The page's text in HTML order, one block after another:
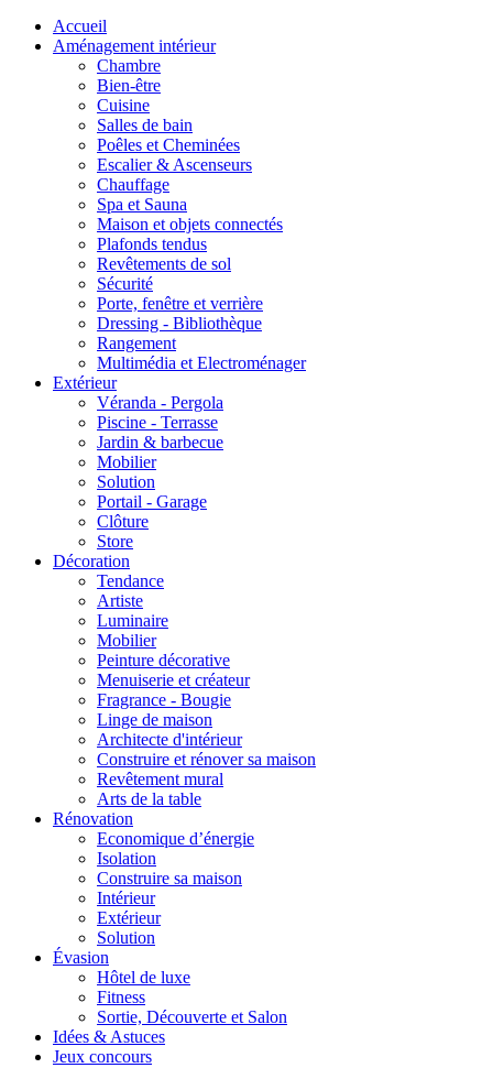
Accueil
Aménagement intérieur
Chambre
Bien-être
Cuisine
Salles de bain
Poêles et Cheminées
Escalier & Ascenseurs
Chauffage
Spa et Sauna
Maison et objets connectés
Plafonds tendus
Revêtements de sol
Sécurité
Porte, fenêtre et verrière
Dressing - Bibliothèque
Rangement
Multimédia et Electroménager
Extérieur
Véranda - Pergola
Piscine - Terrasse
Jardin & barbecue
Mobilier
Solution
Portail - Garage
Clôture
Store
Décoration
Tendance
Artiste
Luminaire
Mobilier
Peinture décorative
Menuiserie et créateur
Fragrance - Bougie
Linge de maison
Architecte d'intérieur
Construire et rénover sa maison
Revêtement mural
Arts de la table
Rénovation
Economique d’énergie
Isolation
Construire sa maison
Intérieur
Extérieur
Solution
Évasion
Hôtel de luxe
Fitness
Sortie, Découverte et Salon
Idées & Astuces
Jeux concours